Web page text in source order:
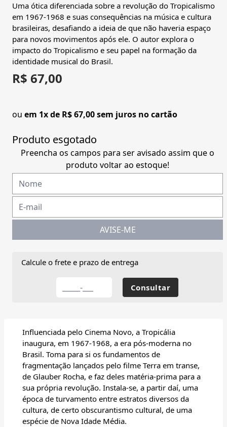
Uma ótica diferenciada sobre a revolução do Tropicalismo
em 1967-1968 e suas consequências na música e cultura
brasileiras, desafiando a ideia de que não haveria espaço
para novos movimentos após ele. O autor explora o
impacto do Tropicalismo e seu papel na formação da
identidade musical do Brasil.
R$ 67,00
ou em 1x de R$ 67,00 sem juros no cartão
Produto esgotado
Preencha os campos para ser avisado assim que o
produto voltar ao estoque!
AVISE-ME
Calcule o frete e prazo de entrega
Influenciada pelo Cinema Novo, a Tropicália
inaugura, em 1967-1968, a era pós-moderna no
Brasil. Toma para si os fundamentos de
fragmentação lançados pelo filme Terra em transe,
de Glauber Rocha, e faz deles matéria-prima para a
sua própria revolução. Instala-se, a partir daí, uma
época de turvamento entre estratos diversos da
cultura, de certo obscurantismo cultural, de uma
espécie de Nova Idade Média.